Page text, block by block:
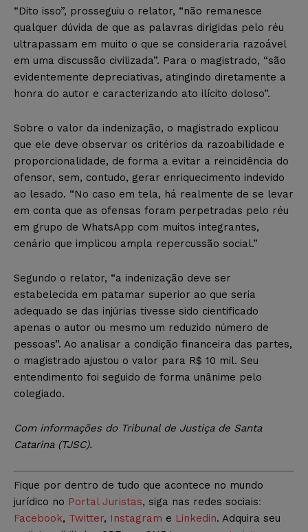
“Dito isso”, prosseguiu o relator, “não remanesce
qualquer dúvida de que as palavras dirigidas pelo réu
ultrapassam em muito o que se consideraria razoável
em uma discussão civilizada”. Para o magistrado, “são
evidentemente depreciativas, atingindo diretamente a
honra do autor e caracterizando ato ilícito doloso”.
Sobre o valor da indenização, o magistrado explicou
que ele deve observar os critérios da razoabilidade e
proporcionalidade, de forma a evitar a reincidência do
ofensor, sem, contudo, gerar enriquecimento indevido
ao lesado. “No caso em tela, há realmente de se levar
em conta que as ofensas foram perpetradas pelo réu
em grupo de WhatsApp com muitos integrantes,
cenário que implicou ampla repercussão social.”
Segundo o relator, “a indenização deve ser
estabelecida em patamar superior ao que seria
adequado se das injúrias tivesse sido cientificado
apenas o autor ou mesmo um reduzido número de
pessoas”. Ao analisar a condição financeira das partes,
o magistrado ajustou o valor para R$ 10 mil. Seu
entendimento foi seguido de forma unânime pelo
colegiado.
Com informações do Tribunal de Justiça de Santa
Catarina (TJSC).
Fique por dentro de tudo que acontece no mundo
jurídico no Portal Juristas, siga nas redes sociais:
Facebook, Twitter, Instagram e Linkedin. Adquira seu